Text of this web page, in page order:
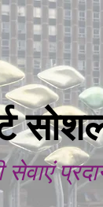
सेवाएं